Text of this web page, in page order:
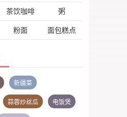
茶饮咖啡 粥
粉面 面包糕点
新疆菜
蒜蓉炒丝瓜 电饭煲